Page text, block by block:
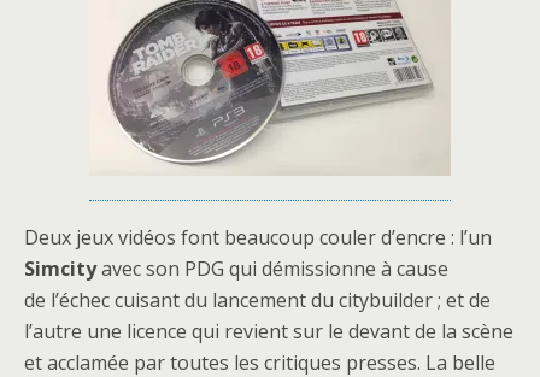
Deux jeux vidéos font beaucoup couler d’encre : l’un
Simcityavec son PDG qui démissionne à cause
de l’échec cuisant du lancement du citybuilder ; et de
l’autre une licence qui revient sur le devant de la scène
et acclamée par toutes les critiques presses. La belle